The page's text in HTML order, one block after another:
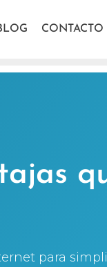
CONTACTO
para